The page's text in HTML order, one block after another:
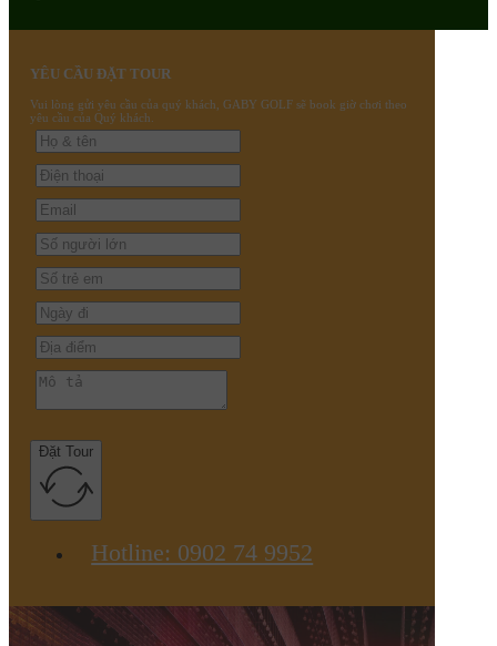
YÊU CẦU ĐẶT TOUR
Vui lòng gửi yêu cầu của quý khách, GABY GOLF sẽ book giờ chơi theo
yêu cầu của Quý khách.
Đặt Tour
Hotline: 0902 74 9952